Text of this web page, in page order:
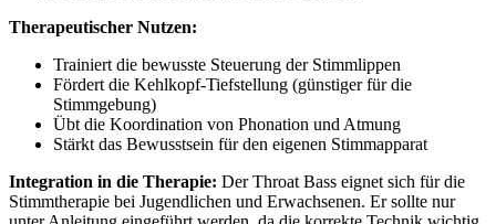
Therapeutischer Nutzen:
Trainiert die bewusste Steuerung der Stimmlippen
Fördert die Kehlkopf-Tiefstellung (günstiger für die
Stimmgebung)
Übt die Koordination von Phonation und Atmung
Stärkt das Bewusstsein für den eigenen Stimmapparat
Integration in die Therapie: Der Throat Bass eignet sich für die
Stimmtherapie bei Jugendlichen und Erwachsenen. Er sollte nur